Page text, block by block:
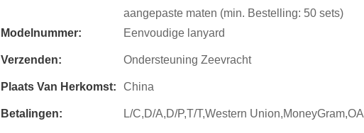
aangepaste maten (min. Bestelling: 50 sets)
Modelnummer:
Eenvoudige lanyard
Verzenden: Ondersteuning Zeevracht
Plaats Van Herkomst: China
Betalingen: L/C,D/A,D/P,T/T,Western Union,MoneyGram,OA